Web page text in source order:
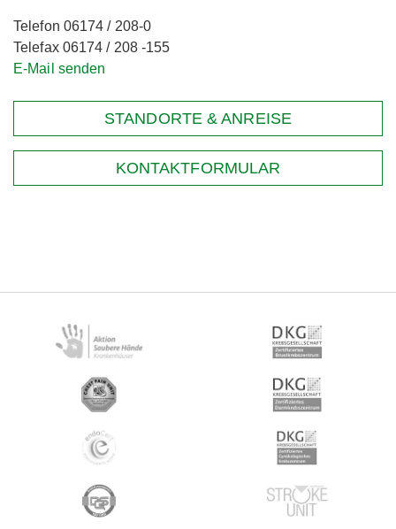
Telefon 06174 / 208-0
Telefax 06174 / 208 -155
E-Mail senden
STANDORTE & ANREISE
KONTAKTFORMULAR